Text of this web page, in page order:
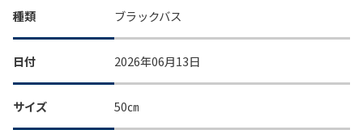
種類 ブラックバス
日付 2026年06月13日
サイズ 50㎝